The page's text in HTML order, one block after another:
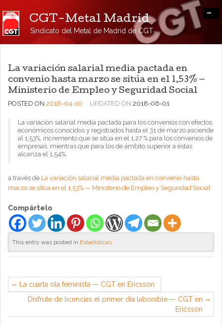
CGT-Metal Madrid
Sindicato del Metal de Madrid de CGT
-
La variación salarial media pactada en
convenio hasta marzo se sitúa en el 1,53% —
Ministerio de Empleo y Seguridad Social
POSTED ON 2018-04-10 UPDATED ON 2018-06-01
La variación salarial media pactada para los convenios con efectos
económicos conocidos y registrados hasta el 31 de marzo asciende
al 1,53%, incremento que se sitúa en el 1,27 % para los convenios de
empresas, mientras que para los de ámbito superior a éstas
alcanza el 1,54%.
a través de La variación salarial media pactada en convenio hasta
marzo se sitúa en el 1,53% — Ministerio de Empleo y Seguridad Social
Compártelo
This entry was posted in Estadisticas.
La cuarta ola feminista — CGT en Ericsson
Disfrute de licencias el primer día laborable — CGT en
Ericsson